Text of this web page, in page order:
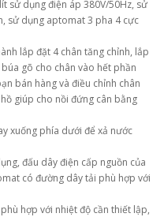
sử dụng điện áp 380V/50Hz, sử
sử dụng aptomat 3 pha 4 cực
lắp đặt 4 chân tăng chỉnh, lắp
gõ cho chân vào hết phần
bán hàng và điều chỉnh chân
giúp cho nồi đứng cân bằng
xuống phía dưới để xả nước
đấu dây điện cấp nguồn của
có đường dây tải phù hợp với
phù hợp với nhiệt độ cần thiết lập,